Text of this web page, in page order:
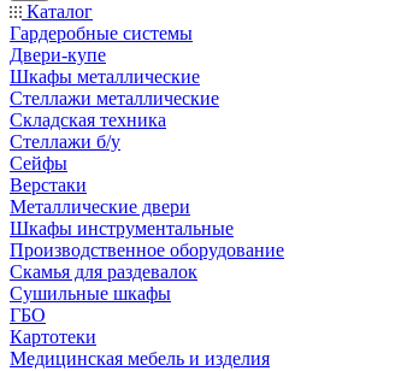
Каталог
Гардеробные системы
Двери-купе
Шкафы металлические
Стеллажи металлические
Складская техника
Стеллажи б/у
Сейфы
Верстаки
Металлические двери
Шкафы инструментальные
Производственное оборудование
Скамья для раздевалок
Сушильные шкафы
ГБО
Картотеки
Медицинская мебель и изделия